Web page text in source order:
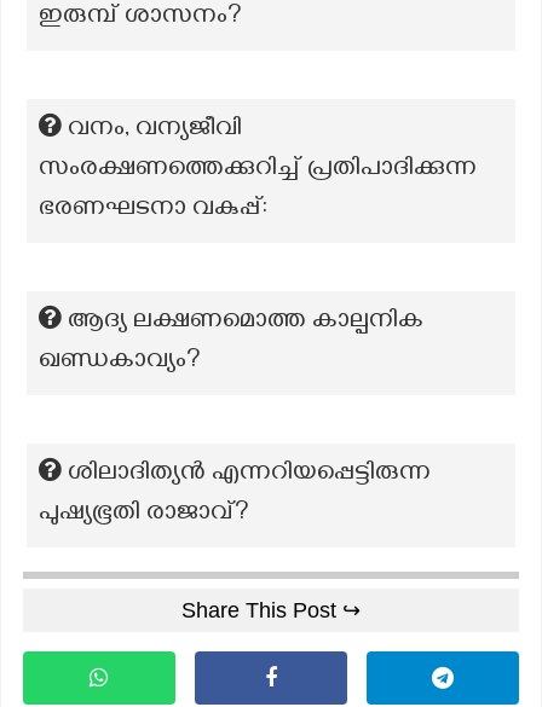
ഇരുമ്പ് ശാസനം?
വനം, വന്യജീവി
സംരക്ഷണത്തെക്കുറിച്ച് പ്രതിപാദിക്കുന്ന
ഭരണഘടനാ വകുപ്പ്:
ആദ്യ ലക്ഷണമൊത്ത കാല്പനിക
ഖണ്ഡകാവ്യം?
ശിലാദിത്യൻ എന്നറിയപ്പെട്ടിരുന്ന
പുഷ്യഭൂതി രാജാവ്?
Share This Post ↪